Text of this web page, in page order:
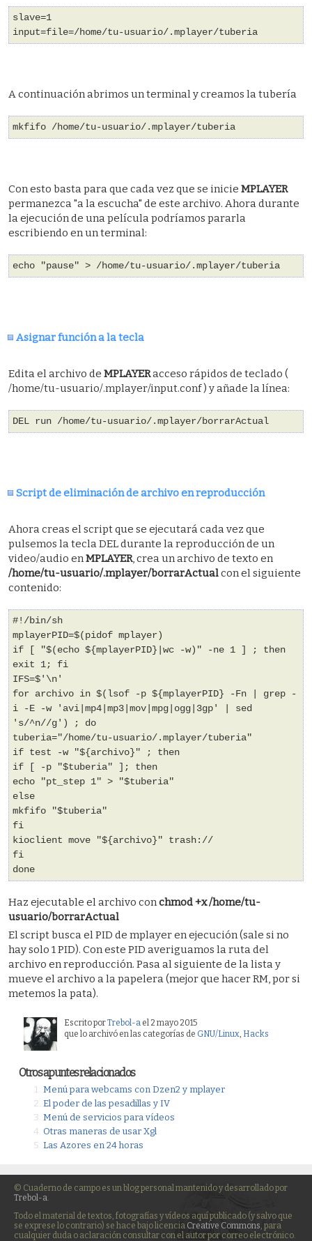
slave=1
input=file=/home/tu-usuario/.mplayer/tuberia
A continuación abrimos un terminal y creamos la tubería
mkfifo /home/tu-usuario/.mplayer/tuberia
Con esto basta para que cada vez que se inicie MPLAYER
permanezca "a la escucha" de este archivo. Ahora durante
la ejecución de una película podríamos pararla
escribiendo en un terminal:
echo "pause" > /home/tu-usuario/.mplayer/tuberia
Asignar función a la tecla
Edita el archivo de MPLAYERacceso rápidos de teclado (
/home/tu-usuario/.mplayer/input.conf ) y añade la línea:
DEL run /home/tu-usuario/.mplayer/borrarActual
Script de eliminación de archivo en reproducción
Ahora creas el script que se ejecutará cada vez que
pulsemos la tecla DEL durante la reproducción de un
video/audio enMPLAYER, crea un archivo de texto en
/home/tu-usuario/.mplayer/borrarActualcon el siguiente
contenido:
#!/bin/sh
mplayerPID=$(pidof mplayer)
if [ "$(echo ${mplayerPID}|wc -w)" -ne 1 ] ; then
exit 1; fi
IFS=$'\n'
for archivo in $(lsof -p ${mplayerPID} -Fn | grep -
i -E -w 'avi|mp4|mp3|mov|mpg|ogg|3gp' | sed
's/^n//g') ; do
tuberia="/home/tu-usuario/.mplayer/tuberia"
if test -w "${archivo}" ; then
if [ -p "$tuberia" ]; then
echo "pt_step 1" > "$tuberia"
else
mkfifo "$tuberia"
fi
kioclient move "${archivo}" trash://
fi
done
Haz ejecutable el archivo conchmod +x /home/tu-
usuario/borrarActual
El script busca el PID de mplayer en ejecución (sale si no
hay solo 1 PID). Con este PID averiguamos la ruta del
archivo en reproducción. Pasa al siguiente de la lista y
mueve el archivo a la papelera (mejor que hacer RM, por si
metemos la pata).
Escrito porTrebol-a el 2 mayo 2015
que lo archivó en las categorías de GNU/Linux, Hacks
Otros apuntes relacionados
Menú para webcams con Dzen2 y mplayer
El poder de las pesadillas y IV
Menú de servicios para vídeos
Otras maneras de usar Xgl
Las Azores en 24 horas
© Cuaderno de campo es un blog personal mantenido y desarrollado por
Trebol-a.
Todo el material de textos, fotografías y vídeos aquí publicado (y salvo que
se exprese lo contrario) se hace bajo licencia Creative Commons, para
cualquier duda o aclaración consultar con el autor por correo electrónico.